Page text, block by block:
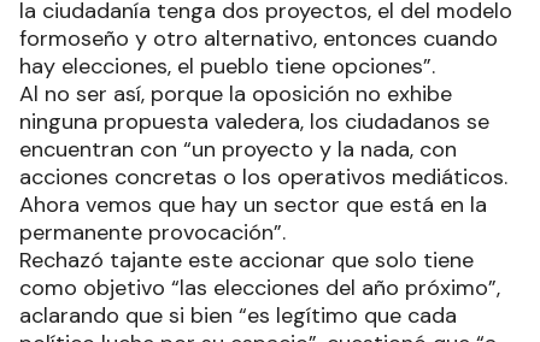
la ciudadanía tenga dos proyectos, el del modelo
formoseño y otro alternativo, entonces cuando
hay elecciones, el pueblo tiene opciones”.
Al no ser así, porque la oposición no exhibe
ninguna propuesta valedera, los ciudadanos se
encuentran con “un proyecto y la nada, con
acciones concretas o los operativos mediáticos.
Ahora vemos que hay un sector que está en la
permanente provocación”.
Rechazó tajante este accionar que solo tiene
como objetivo “las elecciones del año próximo”,
aclarando que si bien “es legítimo que cada